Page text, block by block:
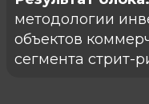
методологии
объектов
сегмента стрит-